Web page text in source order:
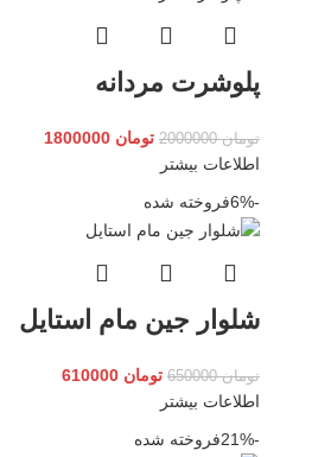
پلوشرت مردانه
تومان2000000 تومان
اطلاعات بیشتر
-6% فروخته شده
شلوار جین مام استایل
تومان650000 تومان
اطلاعات بیشتر
-21% فروخته شده